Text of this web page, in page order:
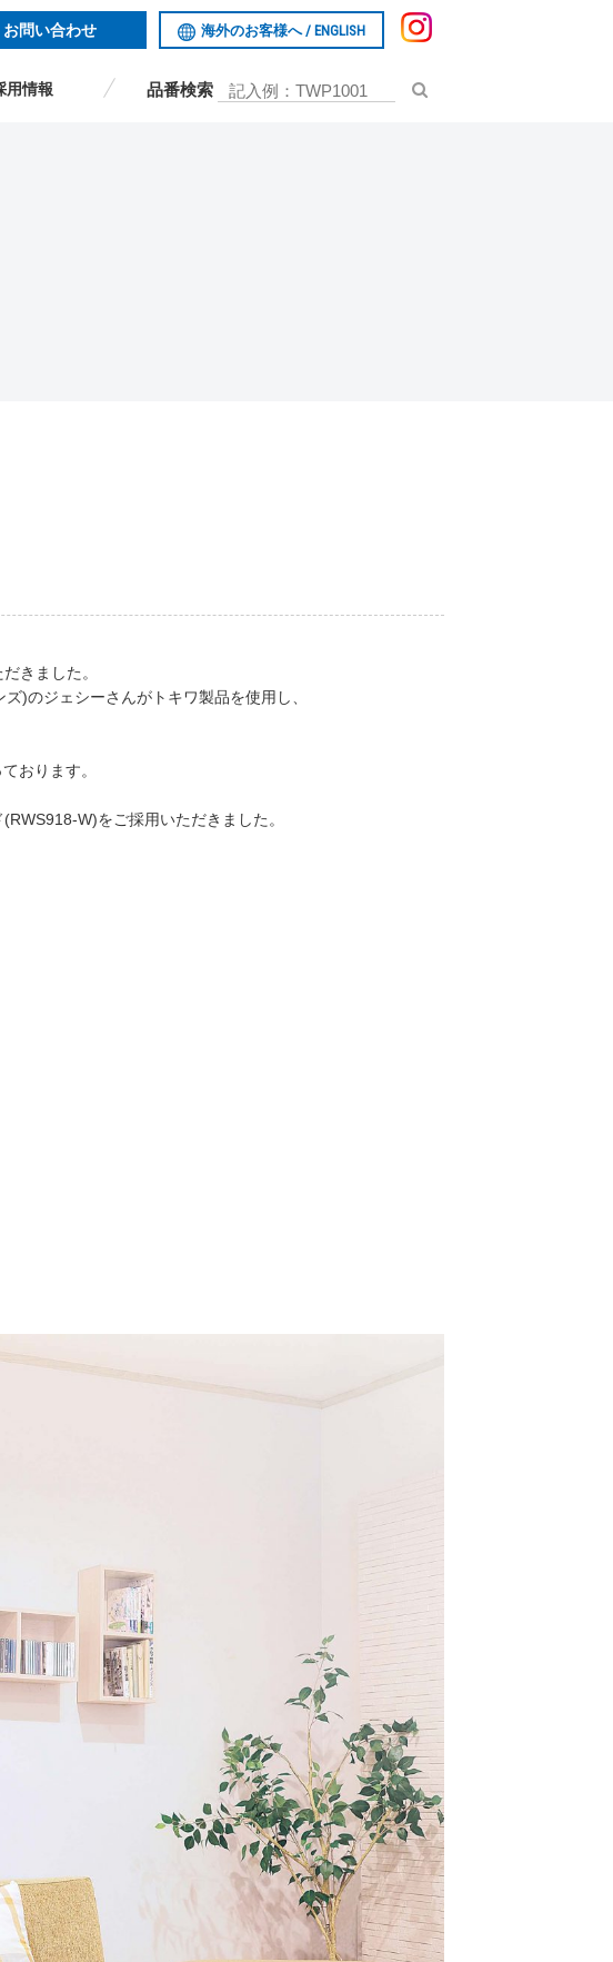
お問い合わせ 海外のお客様へ / ENGLISH
用情報 品番検索
きました。
)のジェシーさんがトキワ製品を使用し、
おります。
W)をご採用いただきました。